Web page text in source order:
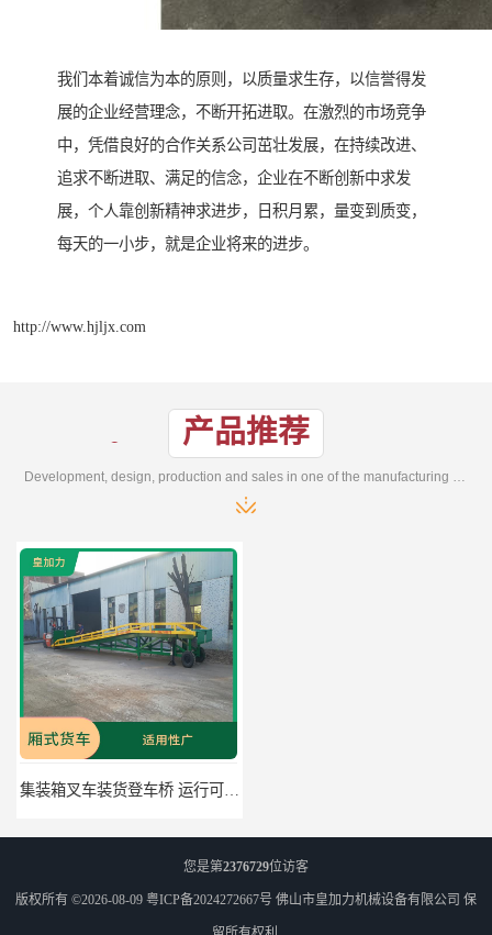
我们本着诚信为本的原则，以质量求生存，以信誉得发
展的企业经营理念，不断开拓进取。在激烈的市场竞争
中，凭借良好的合作关系公司茁壮发展，在持续改进、
追求不断进取、满足的信念，企业在不断创新中求发
展，个人靠创新精神求进步，日积月累，量变到质变，
每天的一小步，就是企业将来的进步。
http://www.hjljx.com
产品推荐
您是第2376729位访客
版权所有 ©2026-08-09 粤ICP备2024272667号 佛山市皇加力机械设备有限公司 保